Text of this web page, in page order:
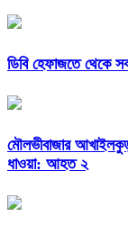
ডিবি হেফাজতে থেকে
মৌলভীবাজার
ধাওয়া: আহত ২